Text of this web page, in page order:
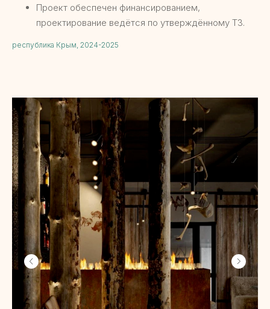
Проект обеспечен финансированием,
проектирование ведётся по утверждённому ТЗ.
республика Крым, 2024-2025